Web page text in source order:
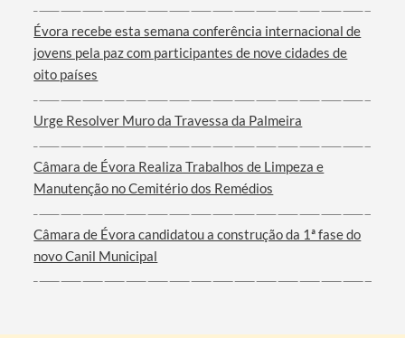
Évora recebe esta semana conferência internacional de
jovens pela paz com participantes de nove cidades de
oito países
Urge Resolver Muro da Travessa da Palmeira
Câmara de Évora Realiza Trabalhos de Limpeza e
Manutenção no Cemitério dos Remédios
Câmara de Évora candidatou a construção da 1ª fase do
novo Canil Municipal